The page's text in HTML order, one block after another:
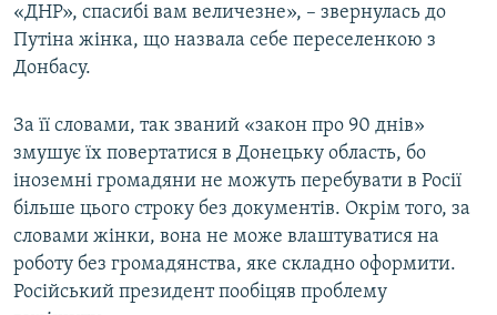
«ДНР», спасибі вам величезне», – звернулась до
Путіна жінка, що назвала себе переселенкою з
Донбасу.
За її словами, так званий «закон про 90 днів»
змушує їх повертатися в Донецьку область, бо
іноземні громадяни не можуть перебувати в Росії
більше цього строку без документів. Окрім того, за
словами жінки, вона не може влаштуватися на
роботу без громадянства, яке складно оформити.
Російський президент пообіцяв проблему